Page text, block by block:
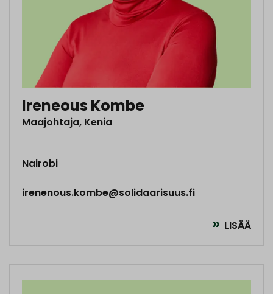
Ireneous Kombe
Maajohtaja, Kenia
Nairobi
irenenous.kombe@solidaarisuus.fi
LISÄÄ